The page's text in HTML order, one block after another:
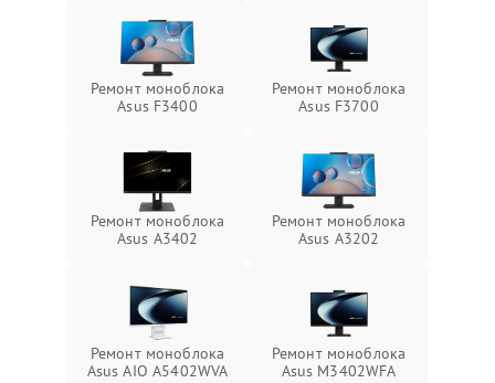
Ремонт моноблока
Asus F3400
Ремонт моноблока
Asus F3700
Ремонт моноблока
Asus A3402
Ремонт моноблока
Asus A3202
Ремонт моноблока
Asus AIO A5402WVA
Ремонт моноблока
Asus M3402WFA